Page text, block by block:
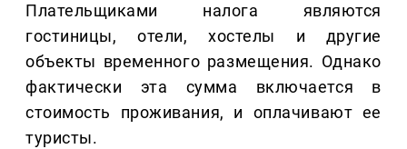
Плательщиками налога являются
гостиницы, отели, хостелы и другие
объекты временного размещения. Однако
фактически эта сумма включается в
стоимость проживания, и оплачивают ее
туристы.